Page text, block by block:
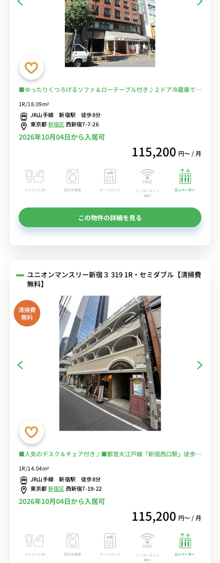
■ゆったりくつろげるソファ＆ローテーブル付き♪２ドア冷蔵庫でた
多数の路線利用可能/建物1階にセブンイレブンあり/スーパー「オリ
ンピック」もすぐ近く■選べるWi-Fi格安レンタル中！
1R/18.09m²
JR山手線 新宿駅 徒歩8分
東京都新宿区西新宿7-7-26
2026年10月04日から入居可
115,200 円〜 / 月
バストイレ別 室内洗濯機 オートロック
インターネット
無料
エレベーター
この物件の詳細を見る
ユニオンマンスリー新宿３ 319 1R・セミダブル【清掃費
無料】
清掃費
無料
■人気のデスク＆チェア付き♪■都営大江戸線「新宿西口駅」徒歩4
勤■選べるWi-Fi格安レンタル中！
1R/14.04m²
JR山手線 新宿駅 徒歩8分
東京都新宿区西新宿7-19-22
2026年10月04日から入居可
115,200 円〜 / 月
バストイレ別 室内洗濯機 オートロック
インターネット
無料
エレベーター